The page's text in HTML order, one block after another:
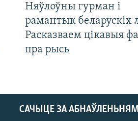
Няўлоўны гурман і
рамантык беларускіх
Расказваем цікавыя
пра рысь
САЧЫЦЕ ЗА АБНАЎЛЕНЬНЯМІ